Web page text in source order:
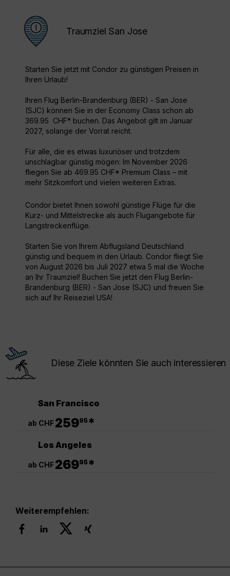
Traumziel San Jose
Starten Sie jetzt mit Condor zu günstigen Preisen in
Ihren Urlaub!
Ihren Flug Berlin-Brandenburg (BER) - San Jose
(SJC) können Sie in der Economy Class schon ab
369.95 CHF* buchen. Das Angebot gilt im Januar
2027, solange der Vorrat reicht.
Für alle, die es etwas luxuriöser und trotzdem
unschlagbar günstig mögen: Im November 2026
fliegen Sie ab 469.95 CHF* Premium Class – mit
mehr Sitzkomfort und vielen weiteren Extras.
Condor bietet Ihnen sowohl günstige Flüge für die
Kurz- und Mittelstrecke als auch Flugangebote für
Langstreckenflüge.
Starten Sie von Ihrem Abflugsland Deutschland
günstig und bequem in den Urlaub. Condor fliegt Sie
von August 2026 bis Juli 2027 etwa 5 mal die Woche
an Ihr Traumziel! Buchen Sie jetzt den Flug Berlin-
Brandenburg (BER) - San Jose (SJC) und freuen Sie
sich auf Ihr Reiseziel USA!
Diese Ziele könnten Sie auch interessieren
San Francisco
ab CHF25995*
Los Angeles
ab CHF26995*
Weiterempfehlen: